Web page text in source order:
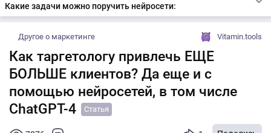
Какие задачи можно поручить нейросети:
Другое о маркетинге Vitamin.tools
Как таргетологу привлечь ЕЩЕ
БОЛЬШЕ клиентов? Да еще и с
помощью нейросетей, в том числе
ChatGPT-4
Статья